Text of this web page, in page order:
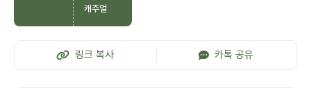
캐주얼
링크 복사 카톡 공유